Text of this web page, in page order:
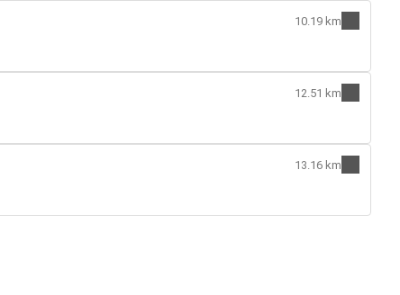
10.19 km
12.51 km
13.16 km